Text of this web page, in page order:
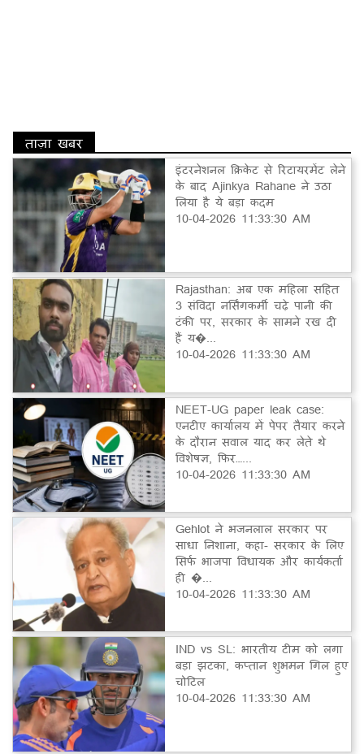
ताज़ा खबर
इंटरनेशनल क्रिकेट से रिटायरमेंट लेने
के बाद Ajinkya Rahane ने उठा
लिया है ये बड़ा कदम
10-04-2026 11:33:30 AM
Rajasthan: अब एक महिला सहित
3 संविदा नर्सिंगकर्मी चढ़े पानी की
टंकी पर, सरकार के सामने रख दी
हैं य�...
10-04-2026 11:33:30 AM
NEET-UG paper leak case:
एनटीए कार्यालय में पेपर तैयार करने
के दौरान सवाल याद कर लेते थे
विशेषज्ञ, फिर…...
10-04-2026 11:33:30 AM
Gehlot ने भजनलाल सरकार पर
साधा निशाना, कहा- सरकार के लिए
सिर्फ भाजपा विधायक और कार्यकर्ता
ही �...
10-04-2026 11:33:30 AM
IND vs SL: भारतीय टीम को लगा
बड़ा झटका, कप्तान शुभमन गिल हुए
चोटिल
10-04-2026 11:33:30 AM